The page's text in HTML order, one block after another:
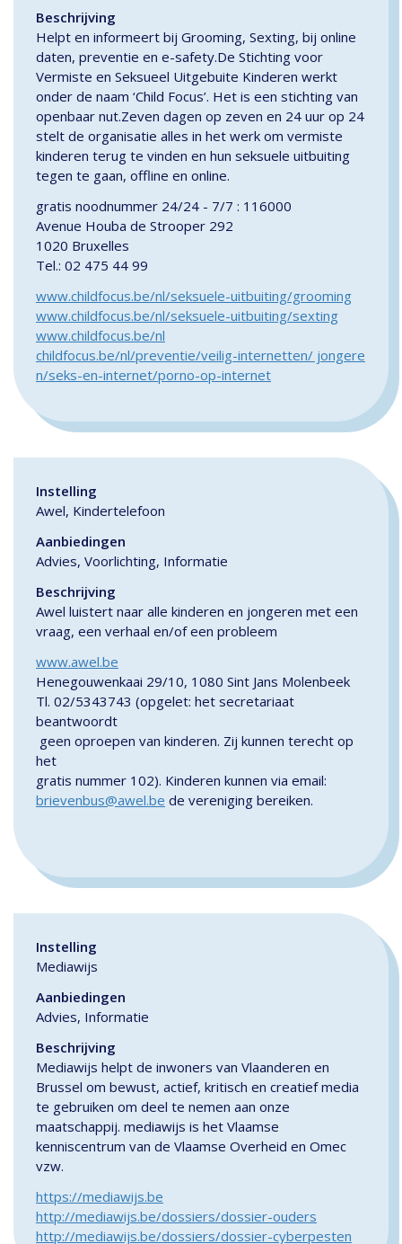
Beschrijving
Helpt en informeert bij Grooming, Sexting, bij online
daten, preventie en e-safety.De Stichting voor
Vermiste en Seksueel Uitgebuite Kinderen werkt
onder de naam ‘Child Focus’. Het is een stichting van
openbaar nut.Zeven dagen op zeven en 24 uur op 24
stelt de organisatie alles in het werk om vermiste
kinderen terug te vinden en hun seksuele uitbuiting
tegen te gaan, offline en online.
gratis noodnummer 24/24 - 7/7 : 116000
Avenue Houba de Strooper 292
1020 Bruxelles
Tel.: 02 475 44 99
www.childfocus.be/nl/seksuele-uitbuiting/grooming
www.childfocus.be/nl/seksuele-uitbuiting/sexting
www.childfocus.be/nl
childfocus.be/nl/preventie/veilig-internetten/ jongere
n/seks-en-internet/porno-op-internet
Instelling
Awel, Kindertelefoon
Aanbiedingen
Advies, Voorlichting, Informatie
Beschrijving
Awel luistert naar alle kinderen en jongeren met een
vraag, een verhaal en/of een probleem
www.awel.be
Henegouwenkaai 29/10, 1080 Sint Jans Molenbeek
Tl. 02/5343743 (opgelet: het secretariaat
beantwoordt
geen oproepen van kinderen. Zij kunnen terecht op
het
gratis nummer 102). Kinderen kunnen via email:
brievenbus@awel.be de vereniging bereiken.
Instelling
Mediawijs
Aanbiedingen
Advies, Informatie
Beschrijving
Mediawijs helpt de inwoners van Vlaanderen en
Brussel om bewust, actief, kritisch en creatief media
te gebruiken om deel te nemen aan onze
maatschappij. mediawijs is het Vlaamse
kenniscentrum van de Vlaamse Overheid en Omec
vzw.
https://mediawijs.be
http://mediawijs.be/dossiers/dossier-ouders
http://mediawijs.be/dossiers/dossier-cyberpesten